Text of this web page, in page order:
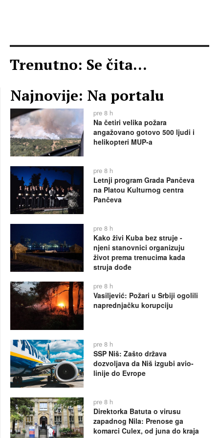
Trenutno: Se čita...
Najnovije: Na portalu
pre 8 h
Na četiri velika požara
angažovano gotovo 500 ljudi i
helikopteri MUP-a
pre 8 h
Letnji program Grada Pančeva
na Platou Kulturnog centra
Pančeva
pre 8 h
Kako živi Kuba bez struje -
njeni stanovnici organizuju
život prema trenucima kada
struja dođe
pre 8 h
Vasiljević: Požari u Srbiji ogolili
naprednjačku korupciju
pre 8 h
SSP Niš: Zašto država
dozvoljava da Niš izgubi avio-
linije do Evrope
pre 8 h
Direktorka Batuta o virusu
zapadnog Nila: Prenose ga
komarci Culex, od juna do kraja